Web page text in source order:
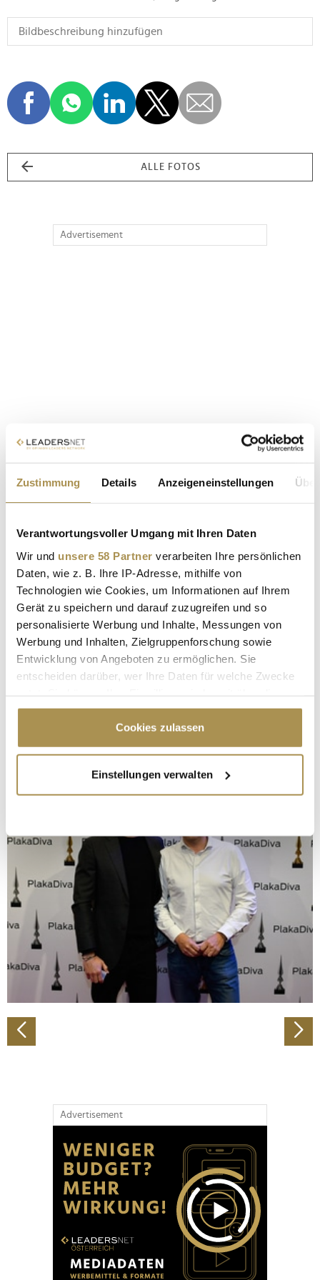
Zustimmung Details Anzeigeneinstellungen
Verantwortungsvoller Umgang mit Ihren Daten
Wir und unsere 58 Partner verarbeiten Ihre persönlichen
Daten, wie z. B. Ihre IP-Adresse, mithilfe von
Technologien wie Cookies, um Informationen auf Ihrem
Gerät zu speichern und darauf zuzugreifen und so
personalisierte Werbung und Inhalte, Messungen von
Werbung und Inhalten, Zielgruppenforschung sowie
Entwicklung von Angeboten zu ermöglichen. Sie
entscheiden darüber, wer Ihre Daten für welche Zwecke
Cookie-Erklärung oder durch Klicken auf das Privacy
Trigger Symbol ändern oder widerrufen
Informationen über Ihre geografische Lage
erfassen, welche bis auf einige Meter genau sein
bestimmten Merkmalen (Fingerprinting) identifizieren
Erfahren Sie mehr darüber, wie Ihre persönlichen Daten
verarbeitet werden, und legen Sie Ihre Präferenzen im
Abschnitt Einzelheiten
fest.
Wir verwenden Cookies, um Inhalte und Anzeigen zu
personalisieren, Funktionen für soziale Medien anbieten
zu können und die Zugriffe auf unsere Website zu
analysieren. Außerdem geben wir Informationen zu Ihrer
Verwendung unserer Website an unsere Partner für
soziale Medien, Werbung und Analysen weiter. Unsere
Partner führen diese Informationen möglicherweise mit
Cookies zulassen
Einstellungen verwalten
ALLE FOTOS
Advertisement
Advertisement